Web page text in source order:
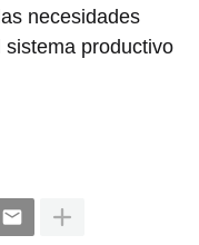
necesidades
productivo